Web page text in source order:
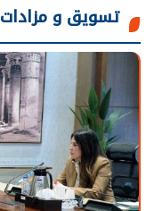
تسويق و مزادات